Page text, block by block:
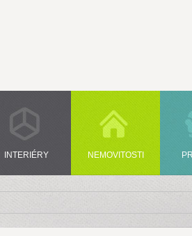
INTERIÉRY NEMOVITOSTI